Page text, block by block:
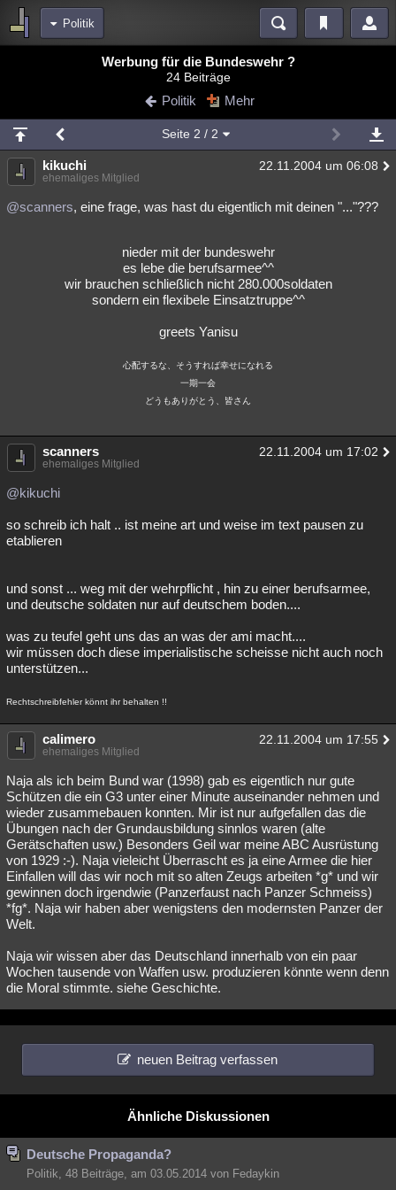
Politik
Blogs
Chat Wiki Neuigkeiten
meine Rubriken
Menschen Mystery Kriminalfälle
Spiritualität Verschwörungen Technologie Ufologie
Philosophie Träume Orte Esoterik Literatur
Gruppen
Verbesserungen Allmystery
Lesenswert
Werbung für die Bundeswehr ?
24 Beiträge
Politik Mehr
Seite 2 / 2
kikuchi 22.11.2004 um 06:08
ehemaliges Mitglied
@scanners, eine frage, was hast du eigentlich mit deinen "..."???
nieder mit der bundeswehr
es lebe die berufsarmee^^
wir brauchen schließlich nicht 280.000soldaten
sondern ein flexibele Einsatztruppe^^
greets Yanisu
心配するな、そうすれば幸せになれる
一期一会
どうもありがとう、皆さん
scanners 22.11.2004 um 17:02
ehemaliges Mitglied
@kikuchi
so schreib ich halt .. ist meine art und weise im text pausen zu
etablieren
und sonst ... weg mit der wehrpflicht , hin zu einer berufsarmee,
und deutsche soldaten nur auf deutschem boden....
was zu teufel geht uns das an was der ami macht....
wir müssen doch diese imperialistische scheisse nicht auch noch
unterstützen...
Rechtschreibfehler könnt ihr behalten !!
calimero 22.11.2004 um 17:55
ehemaliges Mitglied
Naja als ich beim Bund war (1998) gab es eigentlich nur gute
Schützen die ein G3 unter einer Minute auseinander nehmen und
wieder zusammebauen konnten. Mir ist nur aufgefallen das die
Übungen nach der Grundausbildung sinnlos waren (alte
Gerätschaften usw.) Besonders Geil war meine ABC Ausrüstung
von 1929 :-). Naja vieleicht Überrascht es ja eine Armee die hier
Einfallen will das wir noch mit so alten Zeugs arbeiten *g* und wir
gewinnen doch irgendwie (Panzerfaust nach Panzer Schmeiss)
*fg*. Naja wir haben aber wenigstens den modernsten Panzer der
Welt.
Naja wir wissen aber das Deutschland innerhalb von ein paar
Wochen tausende von Waffen usw. produzieren könnte wenn denn
die Moral stimmte. siehe Geschichte.
neuen Beitrag verfassen
Ähnliche Diskussionen
Deutsche Propaganda?
Politik, 48 Beiträge, am 03.05.2014 von Fedaykin